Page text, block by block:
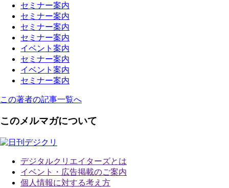
セミナー案内
セミナー案内
セミナー案内
セミナー案内
イベント案内
セミナー案内
イベント案内
セミナー案内
この著者の記事一覧へ
このメルマガについて
デジタルクリエイターズとは
イベント・広告掲載のご案内
個人情報に対する考え方